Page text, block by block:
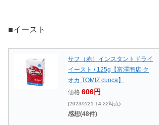
■イースト
サフ（赤）インスタントドライ
イースト / 125g【富澤商店 ク
オカ TOMIZ cuoca】
価格:606円
(2023/2/21 14:22時点)
感想(48件)